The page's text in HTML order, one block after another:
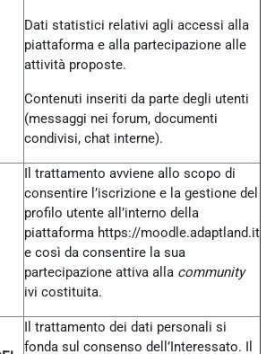
Dati statistici relativi agli accessi alla
piattaforma e alla partecipazione alle
attività proposte.
Contenuti inseriti da parte degli utenti
(messaggi nei forum, documenti
condivisi, chat interne).
Il trattamento avviene allo scopo di
consentire l’iscrizione e la gestione del
profilo utente all’interno della
piattaforma https://moodle.adaptland.it
e così da consentire la sua
partecipazione attiva alla community
ivi costituita.
Il trattamento dei dati personali si
fonda sul consenso dell’Interessato. Il